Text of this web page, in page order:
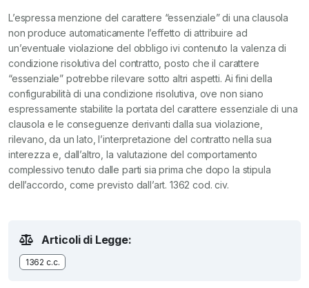
L’espressa menzione del carattere “essenziale” di una clausola
non produce automaticamente l’effetto di attribuire ad
un’eventuale violazione del obbligo ivi contenuto la valenza di
condizione risolutiva del contratto, posto che il carattere
“essenziale” potrebbe rilevare sotto altri aspetti. Ai fini della
configurabilità di una condizione risolutiva, ove non siano
espressamente stabilite la portata del carattere essenziale di una
clausola e le conseguenze derivanti dalla sua violazione,
rilevano, da un lato, l’interpretazione del contratto nella sua
interezza e, dall’altro, la valutazione del comportamento
complessivo tenuto dalle parti sia prima che dopo la stipula
dell’accordo, come previsto dall’art. 1362 cod. civ.
Articoli di Legge:
1362 c.c.